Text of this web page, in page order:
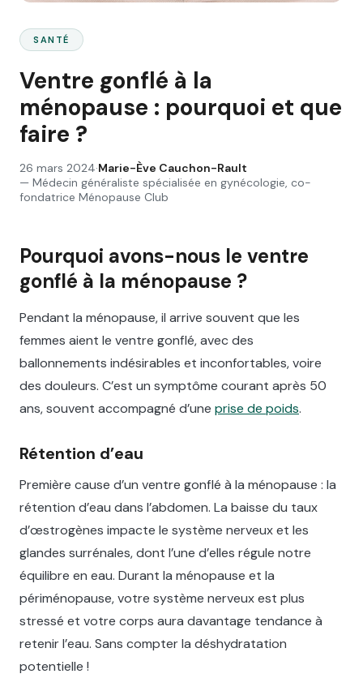
SANTÉ
Ventre gonflé à la
ménopause : pourquoi et que
faire ?
26 mars 2024·Marie-Ève Cauchon-Rault
— Médecin généraliste spécialisée en gynécologie, co-
fondatrice Ménopause Club
Pourquoi avons-nous le ventre
gonflé à la ménopause ?
Pendant la ménopause, il arrive souvent que les
femmes aient le ventre gonflé, avec des
ballonnements indésirables et inconfortables, voire
des douleurs. C’est un symptôme courant après 50
ans, souvent accompagné d’une prise de poids.
Rétention d’eau
Première cause d’un ventre gonflé à la ménopause : la
rétention d’eau dans l’abdomen. La baisse du taux
d’œstrogènes impacte le système nerveux et les
glandes surrénales, dont l’une d’elles régule notre
équilibre en eau. Durant la ménopause et la
périménopause, votre système nerveux est plus
stressé et votre corps aura davantage tendance à
retenir l’eau. Sans compter la déshydratation
potentielle !